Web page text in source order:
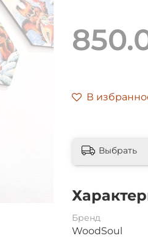
В
Выбрать
Бренд
WoodSoul